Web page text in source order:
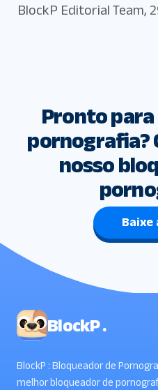
BlockP Editorial Team,
Pronto
pornografia?
nosso
Baixe
BlockP .
BlockP : Bloqueador de
melhor bloqueador de